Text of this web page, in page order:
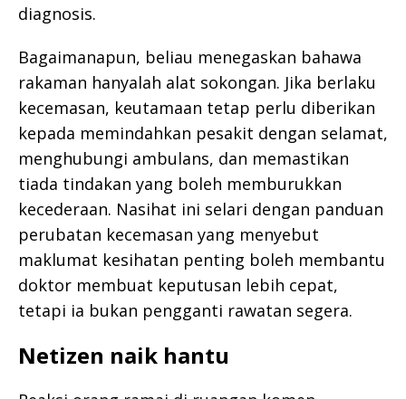
diagnosis.
Bagaimanapun, beliau menegaskan bahawa
rakaman hanyalah alat sokongan. Jika berlaku
kecemasan, keutamaan tetap perlu diberikan
kepada memindahkan pesakit dengan selamat,
menghubungi ambulans, dan memastikan
tiada tindakan yang boleh memburukkan
kecederaan. Nasihat ini selari dengan panduan
perubatan kecemasan yang menyebut
maklumat kesihatan penting boleh membantu
doktor membuat keputusan lebih cepat,
tetapi ia bukan pengganti rawatan segera.
Netizen naik hantu